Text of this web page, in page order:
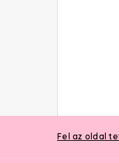
Fel az oldal